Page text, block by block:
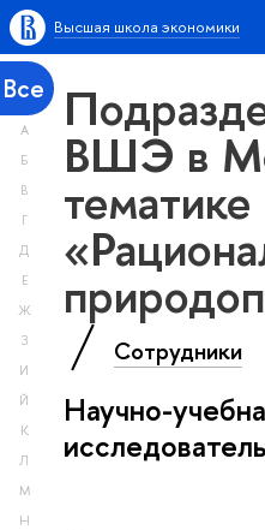
Высшая школа экономики
Все
А
Б
В
Г
Д
Е
Ж
З
И
Й
К
Л
М
Н
ВШЭ в
тематике
Сотрудники
Научно-